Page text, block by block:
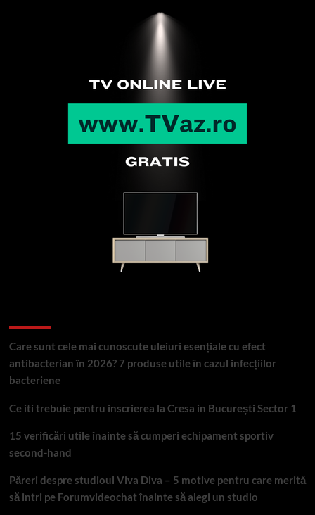
Care sunt cele mai cunoscute uleiuri esențiale cu efect
antibacterian în 2026? 7 produse utile în cazul infecțiilor
bacteriene
Ce iti trebuie pentru inscrierea la Cresa in București Sector 1
15 verificări utile înainte să cumperi echipament sportiv
second-hand
Păreri despre studioul Viva Diva – 5 motive pentru care merită
să intri pe Forumvideochat înainte să alegi un studio